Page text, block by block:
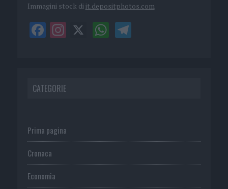
Immagini stock di it.depositphotos.com
CATEGORIE
Prima pagina
Cronaca
Economia